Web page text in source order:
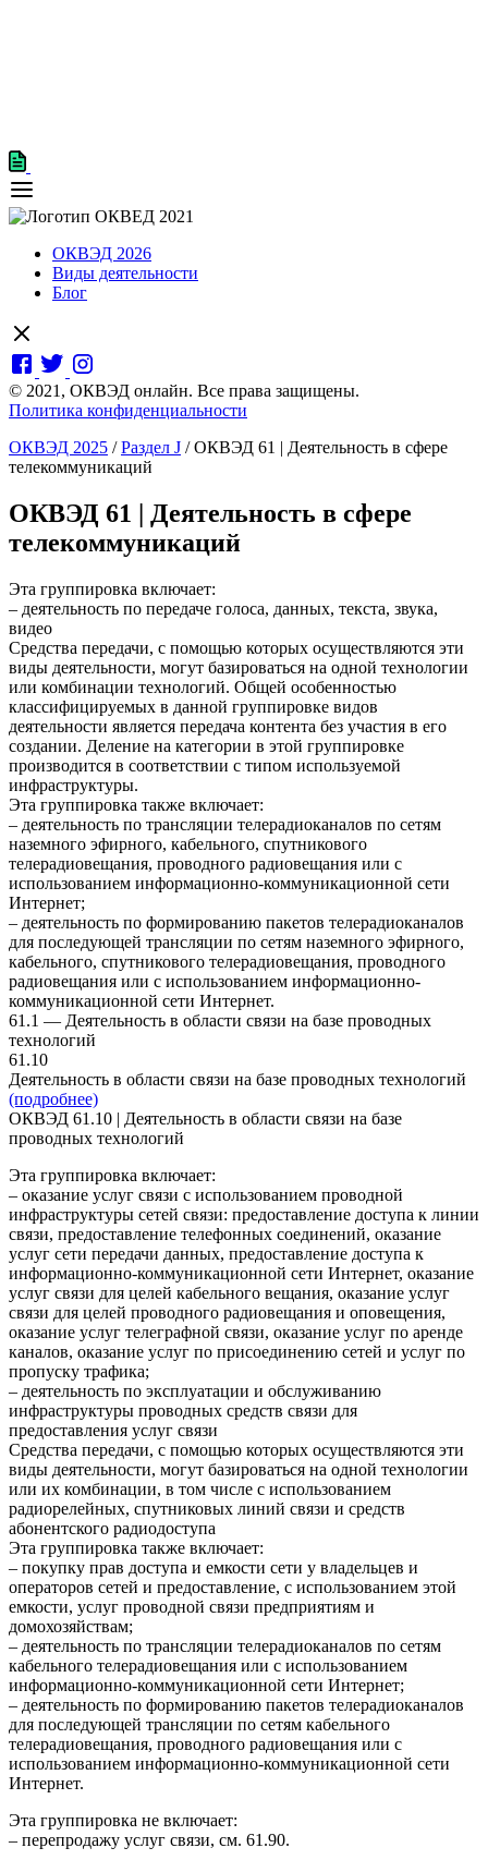
ОКВЭД 2026
Виды деятельности
Блог
© 2021, ОКВЭД онлайн. Все права защищены.
Политика конфиденциальности
ОКВЭД 2025 /Раздел J /ОКВЭД 61 | Деятельность в сфере
телекоммуникаций
ОКВЭД 61 | Деятельность в сфере
телекоммуникаций
Эта группировка включает:
– деятельность по передаче голоса, данных, текста, звука,
видео
Средства передачи, с помощью которых осуществляются эти
виды деятельности, могут базироваться на одной технологии
или комбинации технологий. Общей особенностью
классифицируемых в данной группировке видов
деятельности является передача контента без участия в его
создании. Деление на категории в этой группировке
производится в соответствии с типом используемой
инфраструктуры.
Эта группировка также включает:
– деятельность по трансляции телерадиоканалов по сетям
наземного эфирного, кабельного, спутникового
телерадиовещания, проводного радиовещания или с
использованием информационно-коммуникационной сети
Интернет;
– деятельность по формированию пакетов телерадиоканалов
для последующей трансляции по сетям наземного эфирного,
кабельного, спутникового телерадиовещания, проводного
радиовещания или с использованием информационно-
коммуникационной сети Интернет.
61.1 — Деятельность в области связи на базе проводных
технологий
61.10
Деятельность в области связи на базе проводных технологий
(подробнее)
ОКВЭД 61.10 | Деятельность в области связи на базе
проводных технологий
Эта группировка включает:
– оказание услуг связи с использованием проводной
инфраструктуры сетей связи: предоставление доступа к линии
связи, предоставление телефонных соединений, оказание
услуг сети передачи данных, предоставление доступа к
информационно-коммуникационной сети Интернет, оказание
услуг связи для целей кабельного вещания, оказание услуг
связи для целей проводного радиовещания и оповещения,
оказание услуг телеграфной связи, оказание услуг по аренде
каналов, оказание услуг по присоединению сетей и услуг по
пропуску трафика;
– деятельность по эксплуатации и обслуживанию
инфраструктуры проводных средств связи для
предоставления услуг связи
Средства передачи, с помощью которых осуществляются эти
виды деятельности, могут базироваться на одной технологии
или их комбинации, в том числе с использованием
радиорелейных, спутниковых линий связи и средств
абонентского радиодоступа
Эта группировка также включает:
– покупку прав доступа и емкости сети у владельцев и
операторов сетей и предоставление, с использованием этой
емкости, услуг проводной связи предприятиям и
домохозяйствам;
– деятельность по трансляции телерадиоканалов по сетям
кабельного телерадиовещания или с использованием
информационно-коммуникационной сети Интернет;
– деятельность по формированию пакетов телерадиоканалов
для последующей трансляции по сетям кабельного
телерадиовещания, проводного радиовещания или с
использованием информационно-коммуникационной сети
Интернет.
Эта группировка не включает:
– перепродажу услуг связи, см. 61.90.